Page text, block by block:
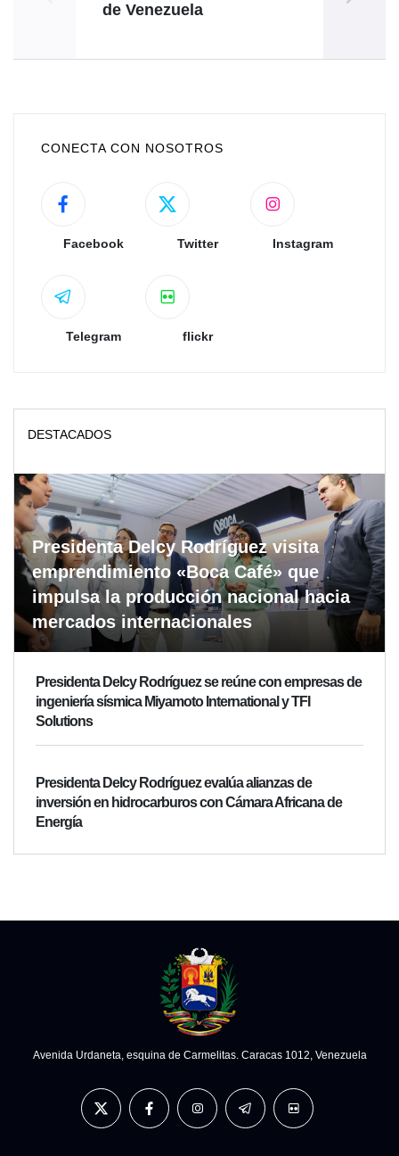
de Venezuela
CONECTA CON NOSOTROS
Facebook Twitter Instagram
Telegram flickr
DESTACADOS
Presidenta Delcy Rodríguez visita
emprendimiento «Boca Café» que
impulsa la producción nacional hacia
mercados internacionales
Presidenta Delcy Rodríguez se reúne con empresas de
ingeniería sísmica Miyamoto International y TFI
Solutions
Presidenta Delcy Rodríguez evalúa alianzas de
inversión en hidrocarburos con Cámara Africana de
Energía
Avenida Urdaneta, esquina de Carmelitas. Caracas 1012, Venezuela